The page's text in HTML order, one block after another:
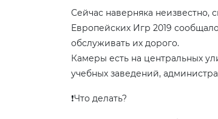
Сейчас наверняка неизвестно,
Европейских Игр 2019
обслуживать их дорого.
Камеры есть на центральных
учебных заведений,
❗️Что делать?